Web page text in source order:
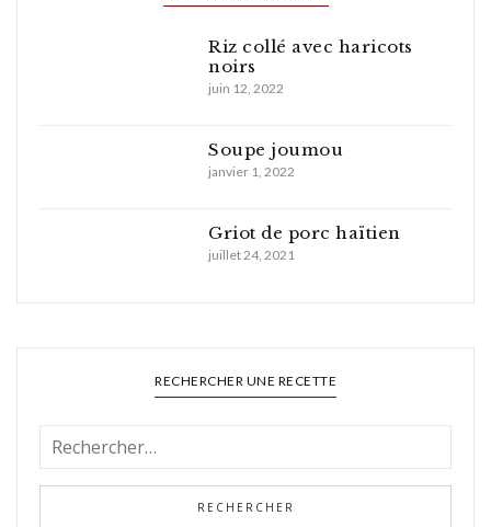
Riz collé avec haricots
noirs
juin 12, 2022
Soupe joumou
janvier 1, 2022
Griot de porc haïtien
juillet 24, 2021
RECHERCHER UNE RECETTE